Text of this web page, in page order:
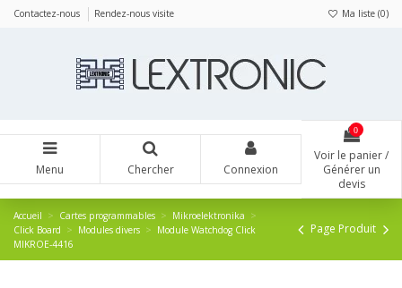
Contactez-nous Rendez-nous visite Ma liste (0)
Menu Chercher Connexion
0
Voir le panier /
Générer un
devis
Accueil Cartes programmables
Mikroelektronika
Click Board
Modules divers
Module Watchdog Click
MIKROE-4416
Page Produit
Panneau de gestion des cookies